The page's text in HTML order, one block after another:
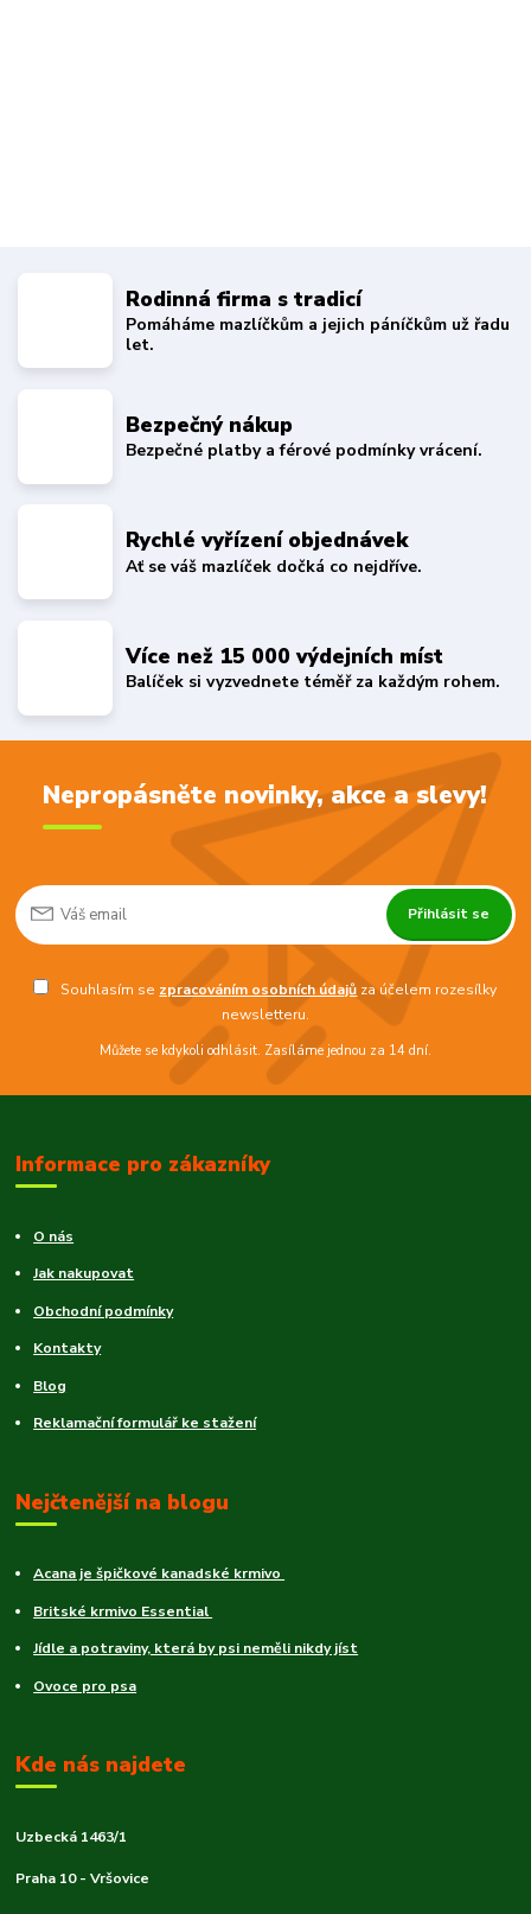
Rodinná firma s tradicí
Pomáháme mazlíčkům a jejich páníčkům už řadu
let.
Bezpečný nákup
Bezpečné platby a férové podmínky vrácení.
Rychlé vyřízení objednávek
Ať se váš mazlíček dočká co nejdříve.
Více než 15 000 výdejních míst
Balíček si vyzvednete téměř za každým rohem.
Nepropásněte novinky, akce a slevy!
Přihlásit se
Souhlasím se zpracováním osobních údajů za účelem rozesílky
newsletteru.
Můžete se kdykoli odhlásit. Zasíláme jednou za 14 dní.
Informace pro zákazníky
O nás
Jak nakupovat
Obchodní podmínky
Kontakty
Blog
Reklamační formulář ke stažení
Nejčtenější na blogu
Acana je špičkové kanadské krmivo
Britské krmivo Essential
Jídle a potraviny, která by psi neměli nikdy jíst
Ovoce pro psa
Kde nás najdete
Uzbecká 1463/1
Praha 10 - Vršovice